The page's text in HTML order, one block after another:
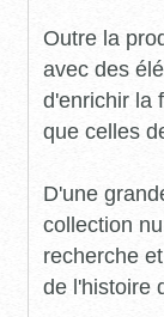
Outre la
avec des
d'enrichir la
que celles
D'une
collection
recherche
de l'histoire